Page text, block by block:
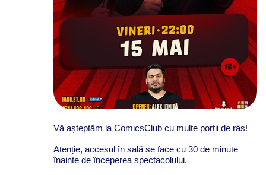
Vă așteptăm la ComicsClub cu multe porții de râs!
Atenție, accesul în sală se face cu 30 de minute
înainte de începerea spectacolului.